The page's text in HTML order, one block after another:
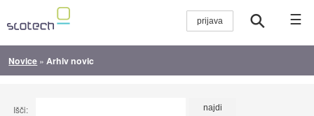
☰
Novice » Arhiv novic
Išči: